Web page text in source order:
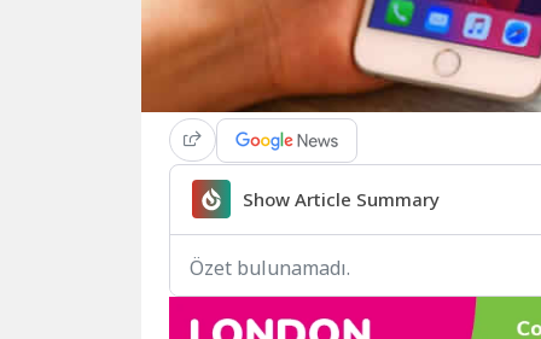
Show Article Summary
Özet bulunamadı.